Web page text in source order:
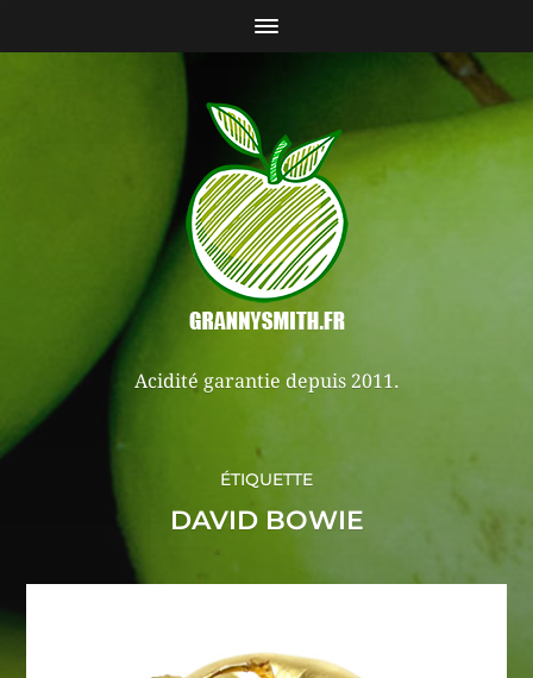
Acidité garantie depuis 2011.
ÉTIQUETTE
DAVID BOWIE